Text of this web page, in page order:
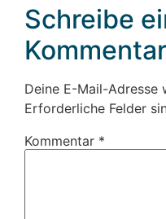
Schreibe
Kommentar
Deine E-Mail-
Erforderliche Felder
Kommentar *